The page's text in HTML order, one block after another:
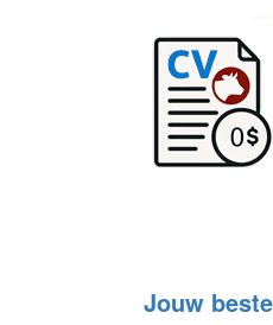
Jouw